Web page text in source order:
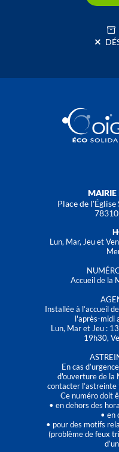
MAIRIE
Place de
78310
Lun, Mar, Jeu et
Accueil de la
Installée à l’accueil
l'après-midi
Lun, Mar et Jeu :
19h30,
En cas
d'ouverture de la
contacter
Ce numéro doit
• en dehors des
• en
• pour des motifs
(problème de feux